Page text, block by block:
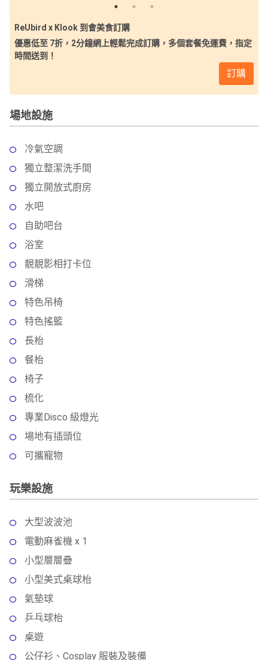
ReUbird x Klook 到會美食訂購
優惠低至 7折，2分鐘網上輕鬆完成訂購，多個套餐免運費，指定
時間送到！
訂購
場地設施
冷氣空調
獨立整潔洗手間
獨立開放式廚房
水吧
自助吧台
浴室
靚靚影相打卡位
滑梯
特色吊椅
特色搖籃
長枱
餐枱
椅子
梳化
專業Disco 級燈光
場地有插頭位
可攜寵物
玩樂設施
大型波波池
電動麻雀機 x 1
小型層層疊
小型美式桌球枱
氣墊球
乒乓球枱
桌遊
公仔衫、Cosplay 服裝及裝備